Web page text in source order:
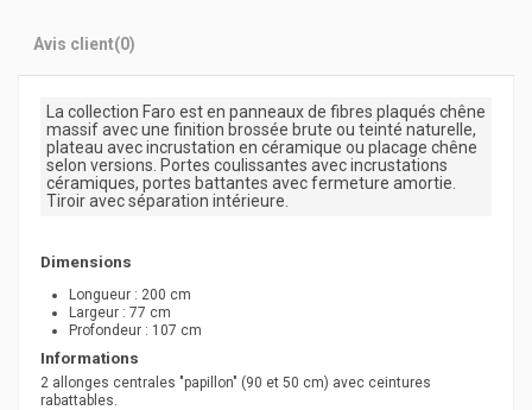
Avis client(0)
La collection Faro est en panneaux de fibres plaqués chêne
massif avec une finition brossée brute ou teinté naturelle,
plateau avec incrustation en céramique ou placage chêne
selon versions. Portes coulissantes avec incrustations
céramiques, portes battantes avec fermeture amortie.
Tiroir avec séparation intérieure.
Dimensions
Longueur : 200 cm
Largeur : 77 cm
Profondeur : 107 cm
Informations
2 allonges centrales "papillon" (90 et 50 cm) avec ceintures
rabattables.